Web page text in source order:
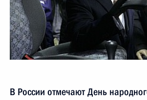
В России отмечают День